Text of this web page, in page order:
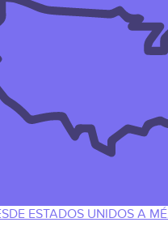
ESTADOS UNIDOS A